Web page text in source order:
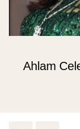
Ahlam